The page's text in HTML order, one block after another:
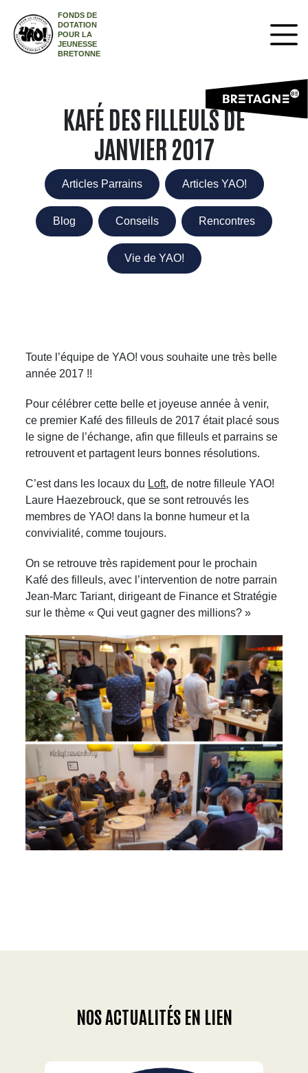
FONDS DE
DOTATION
POUR LA
JEUNESSE
BRETONNE
KAFÉ DES FILLEULS DE
JANVIER 2017
Articles Parrains Articles YAO!
Blog Conseils Rencontres
Vie de YAO!
Toute l’équipe de YAO! vous souhaite une très belle
année 2017 !!
Pour célébrer cette belle et joyeuse année à venir,
ce premier Kafé des filleuls de 2017 était placé sous
le signe de l’échange, afin que filleuls et parrains se
retrouvent et partagent leurs bonnes résolutions.
C’est dans les locaux du Loft, de notre filleule YAO!
Laure Haezebrouck, que se sont retrouvés les
membres de YAO! dans la bonne humeur et la
convivialité, comme toujours.
On se retrouve très rapidement pour le prochain
Kafé des filleuls, avec l’intervention de notre parrain
Jean-Marc Tariant, dirigeant de Finance et Stratégie
sur le thème « Qui veut gagner des millions? »
NOS ACTUALITÉS EN LIEN